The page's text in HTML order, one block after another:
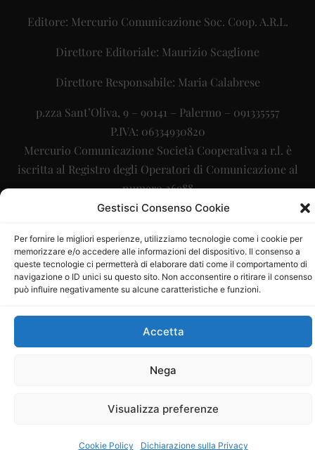
Gestisci Consenso Cookie
Per fornire le migliori esperienze, utilizziamo tecnologie come i cookie per
memorizzare e/o accedere alle informazioni del dispositivo. Il consenso a
queste tecnologie ci permetterà di elaborare dati come il comportamento di
navigazione o ID unici su questo sito. Non acconsentire o ritirare il consenso
può influire negativamente su alcune caratteristiche e funzioni.
Accetta
Nega
Visualizza preferenze
Cookie Policy Dichiarazione sulla Privacy
Editore: Mercurio Comunicazione Soc. Coop. A.R.L.
Direttore Editoriale: Maurizio Scaglione
Direttore Responsabile: Maria Calabrese
p.zza Sant’Oliva, 9 – 90141 – Palermo – 091335557
P.IVA: 06334930820
Mercurio Comunicazione Società Cooperativa a r.l. è
iscritta al Registro degli Operatori di Comunicazione al
numero 26988